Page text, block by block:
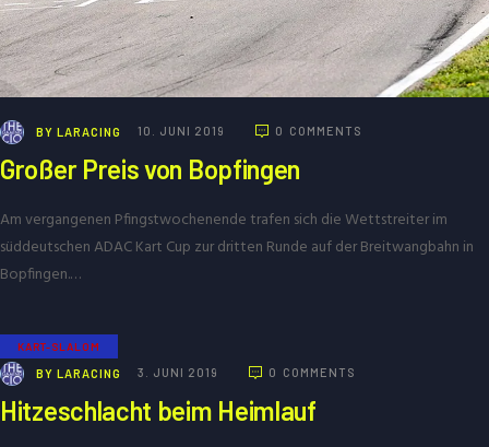
BY LARACING 10. JUNI 2019 0 COMMENTS
Großer Preis von Bopfingen
Am vergangenen Pfingstwochenende trafen sich die Wettstreiter im
süddeutschen ADAC Kart Cup zur dritten Runde auf der Breitwangbahn in
Bopfingen.…
KART-SLALOM
BY LARACING 3. JUNI 2019 0 COMMENTS
Hitzeschlacht beim Heimlauf